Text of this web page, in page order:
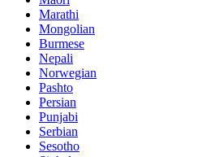
Marathi
Mongolian
Burmese
Nepali
Norwegian
Pashto
Persian
Punjabi
Serbian
Sesotho